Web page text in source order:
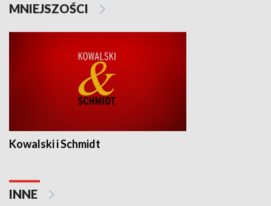
MNIEJSZOŚCI
Kowalski i Schmidt
INNE